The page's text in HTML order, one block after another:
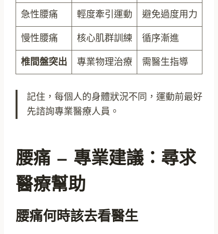
急性腰痛 輕度牽引運動 避免過度用力
慢性腰痛 核心肌群訓練 循序漸進
椎間盤突出 專業物理治療 需醫生指導
記住，每個人的身體狀況不同，運動前最好
先諮詢專業醫療人員。
腰痛 – 專業建議：尋求
醫療幫助
腰痛何時該去看醫生